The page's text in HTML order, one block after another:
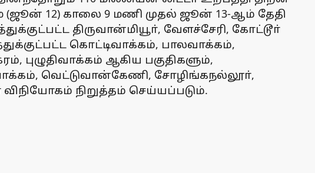
12) காலை 9 மணி முதல் ஜூன் 13-ஆம் தேதி
திருவான்மியூா், வேளச்சேரி, கோட்டூா்
கொட்டிவாக்கம், பாலவாக்கம்,
புழுதிவாக்கம் ஆகிய பகுதிகளும்,
வெட்டுவான்கேணி, சோழிங்கநல்லூா்,
விநியோகம் நிறுத்தம் செய்யப்படும்.